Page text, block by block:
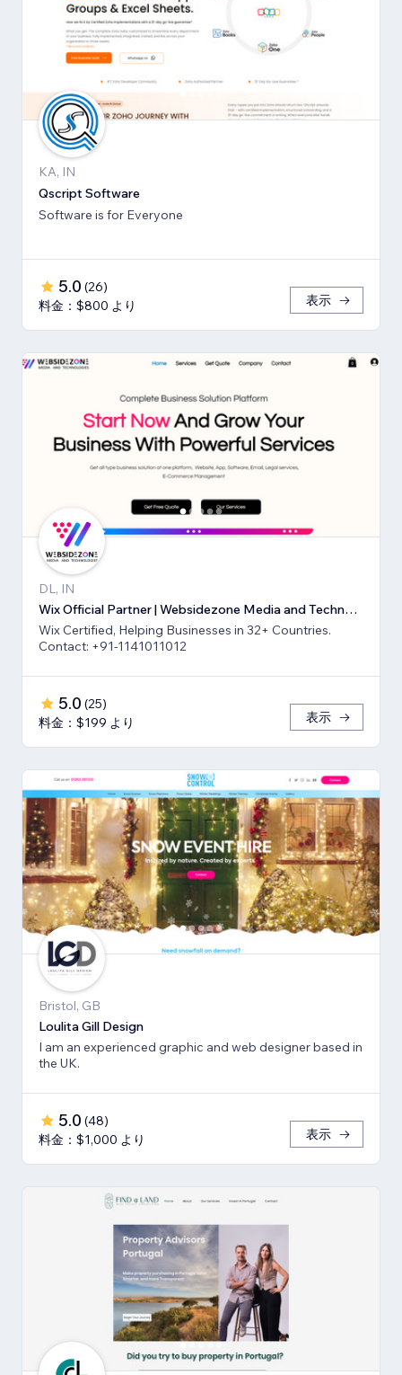
KA, IN
Qscript Software
Software is for Everyone
5.0 (26)
料金：$800 より
表示
DL, IN
Wix Official Partner | Websidezone Media and Technologies Pvt Ltd
Wix Certified, Helping Businesses in 32+ Countries.
Contact: +91-1141011012
5.0 (25)
料金：$199 より
表示
Bristol, GB
Loulita Gill Design
I am an experienced graphic and web designer based in
the UK.
5.0 (48)
料金：$1,000 より
表示